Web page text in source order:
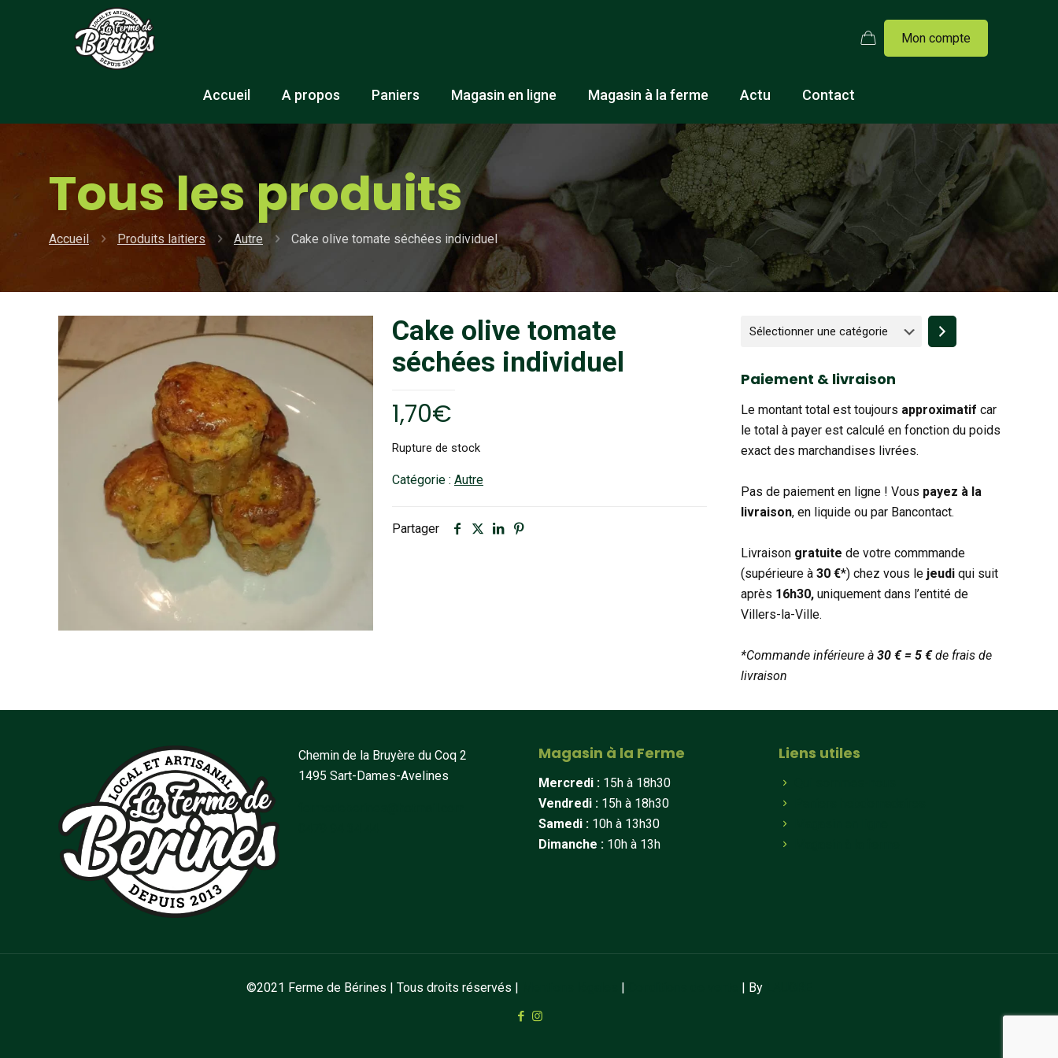
Mon compte
Accueil A propos Paniers Magasin en ligne Magasin à la ferme Actu Contact
Tous les produits
Accueil Produits laitiers Autre Cake olive tomate séchées individuel
Cake olive tomate
séchées individuel
1,70€
Rupture de stock
Catégorie : Autre
Partager
Sélectionner
une
Paiement & livraison
Le montant total est toujours approximatif car
le total à payer est calculé en fonction du poids
exact des marchandises livrées.
Pas de paiement en ligne ! Vous payez à la
livraison, en liquide ou par Bancontact.
Livraison gratuite de votre commmande
(supérieure à 30 €*) chez vous le jeudi qui suit
après 16h30, uniquement dans l’entité de
Villers-la-Ville.
*Commande inférieure à 30 € = 5 €de frais de
livraison
Chemin de la Bruyère du Coq 2
1495 Sart-Dames-Avelines
Magasin à la Ferme
Mercredi : 15h à 18h30
Vendredi : 15h à 18h30
Samedi : 10h à 13h30
Dimanche : 10h à 13h
Liens utiles
©2021 Ferme de Bérines | Tous droits réservés | | | By